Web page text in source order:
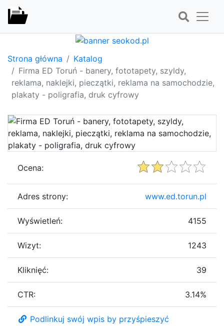
Strona główna
Katalog
Firma ED Toruń - banery, fototapety, szyldy,
reklama, naklejki, pieczątki, reklama na samochodzie,
plakaty - poligrafia, druk cyfrowy
Ocena:
Adres strony: www.ed.torun.pl
Wyświetleń: 4155
Wizyt: 1243
Kliknięć: 39
CTR: 3.14%
Podlinkuj swój wpis by przyśpieszyć